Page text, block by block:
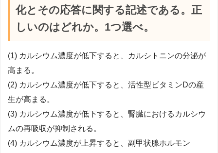
化とその応答に関する記述である。正
しいのはどれか。1つ選べ。
(1) カルシウム濃度が低下すると、カルシトニンの分泌が
高まる。
(2) カルシウム濃度が低下すると、活性型ビタミンDの産
生が高まる。
(3) カルシウム濃度が低下すると、腎臓におけるカルシウ
ムの再吸収が抑制される。
(4) カルシウム濃度が上昇すると、副甲状腺ホルモン